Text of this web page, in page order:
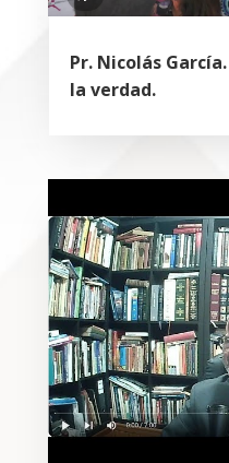
Pr. Nicolás
la verdad.